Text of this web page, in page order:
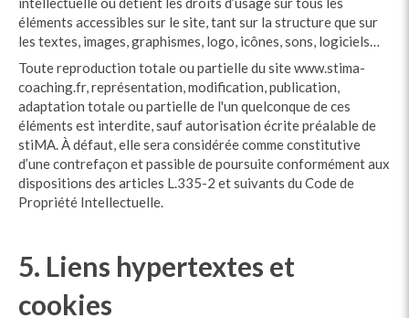
éléments accessibles sur le site, tant sur la structure que sur
les textes, images, graphismes, logo, icônes, sons, logiciels…
Toute reproduction totale ou partielle du site www.stima-
coaching.fr, représentation, modification, publication,
adaptation totale ou partielle de l'un quelconque de ces
éléments est interdite, sauf autorisation écrite préalable de
stiMA. À défaut, elle sera considérée comme constitutive
d’une contrefaçon et passible de poursuite conformément aux
dispositions des articles L.335-2 et suivants du Code de
Propriété Intellectuelle.
5. Liens hypertextes et
cookies